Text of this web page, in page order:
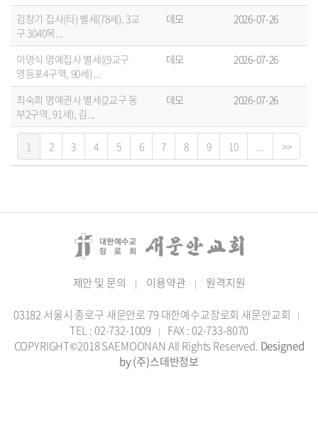
김창기 집사(타) 별세(78세), 3교
구 3040목...
데모 2026-07-26
이영식 명예집사 별세((9교구
영등포4구역, 90세) ...
데모 2026-07-26
최숙희 명예권사 별세(2교구 동
부2구역, 91세), 김...
데모 2026-07-26
1 2 3 4 5 6 7 8 9 10 ... >>
제안 및 문의 | 이용약관 | 원격지원
03182 서울시 종로구 새문안로 79 대한예수교장로회 새문안교회 |
TEL : 02-732-1009 |
FAX : 02-733-8070
COPYRIGHT©2018 SAEMOONAN All Rights Reserved. Designed
by (주)스데반정보